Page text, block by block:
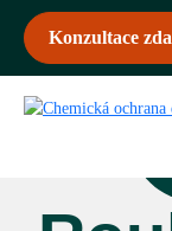
Konzultace